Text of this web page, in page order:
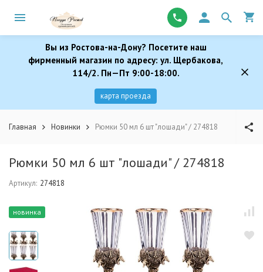
Вы из Ростова-на-Дону? Посетите наш
фирменный магазин по адресу: ул. Щербакова,
114/2. Пн—Пт 9:00-18:00.
карта проезда
Главная Новинки Рюмки 50 мл 6 шт "лошади" / 274818
Рюмки 50 мл 6 шт "лошади" / 274818
Артикул: 274818
новинка